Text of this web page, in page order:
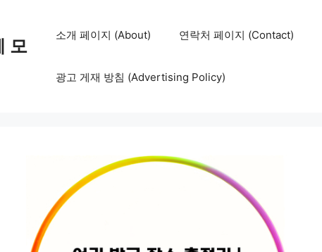
모
소개 페이지 (About) 연락처 페이지 (Contact)
광고 게재 방침 (Advertising Policy)